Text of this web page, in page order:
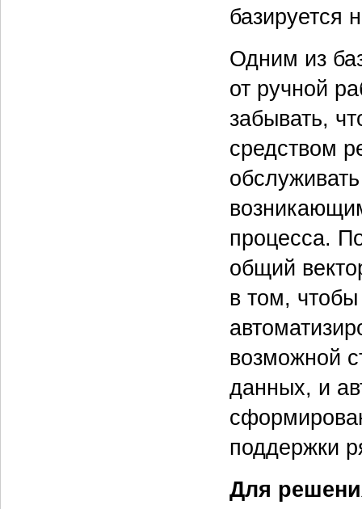
базируется
Одним из
от ручной
забывать,
средством
процесса.
общий
в том,
возможной
данных, и
поддержки
Для